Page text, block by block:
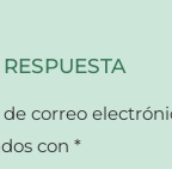
correo
con *